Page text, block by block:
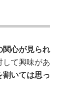
関心が見られ
して興味があ
割いては思っ